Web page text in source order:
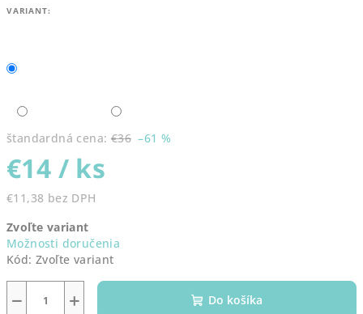
VARIANT:
štandardná cena: €36 –61 %
€14 / ks
€11,38 bez DPH
cena:
Zvoľte variant
Možnosti doručenia
Kód: Zvoľte variant
+
− Do košíka